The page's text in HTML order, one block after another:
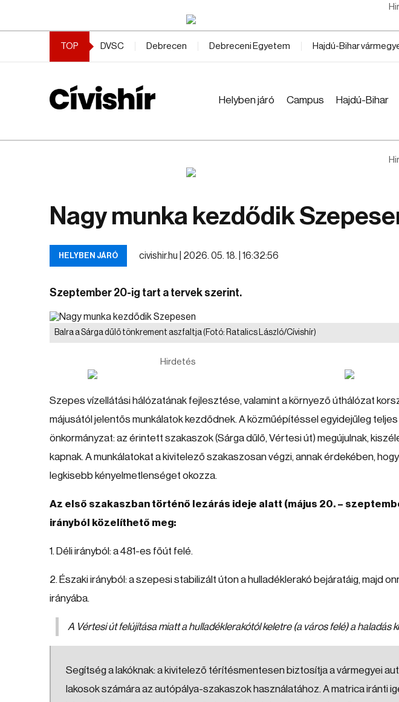
TOP DVSC Debrecen Debreceni Egyetem Hajdú-Bihar
Helyben járó Campus Hajdú-Bihar
Nagy munka kezdődik
HELYBEN JÁRÓ civishir.hu | 2026. 05. 18. | 16:32:56
Szeptember 20-ig tart a tervek szerint.
Balra a Sárga dűlő tönkrement aszfaltja(Fotó: Ratalics László/Cívishír)
Hirdetés
Szepes vízellátási hálózatának fejlesztése, valamint a környező úthálózat
májusától jelentős munkálatok kezdődnek. A közműépítéssel egyidejűleg
önkormányzat: az érintett szakaszok (Sárga dűlő, Vértesi út) megújulnak,
kapnak. A munkálatokat a kivitelező szakaszosan végzi, annak érdekében,
legkisebb kényelmetlenséget okozza.
Az első szakaszban történő lezárás ideje alatt (május 20. –
irányból közelíthető meg:
1. Déli irányból: a 481-es főút felé.
2. Északi irányból: a szepesi stabilizált úton a hulladéklerakó bejáratáig, majd
irányába.
A Vértesi út felújítása miatt a hulladéklerakótól keletre (a város felé) a haladás
Segítség a lakóknak: a kivitelező térítésmentesen biztosítja a vármegyei
lakosok számára az autópálya-szakaszok használatához. A matrica iránti